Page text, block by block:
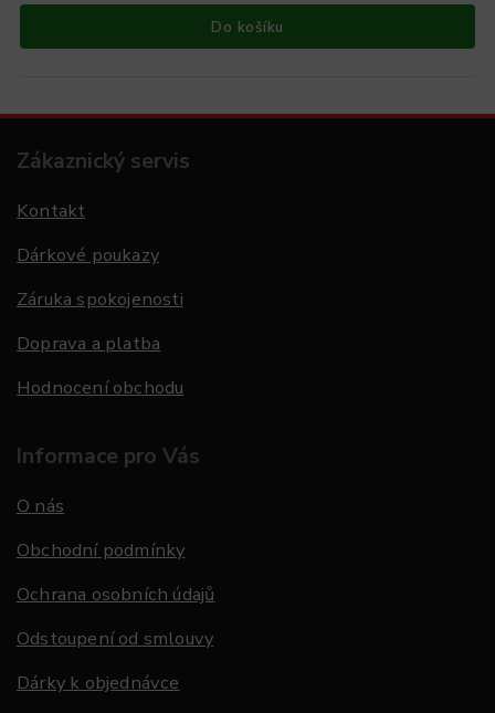
Do košíku
Zákaznický servis
Kontakt
Dárkové poukazy
Záruka spokojenosti
Doprava a platba
Hodnocení obchodu
Informace pro Vás
O nás
Obchodní podmínky
Ochrana osobních údajů
Odstoupení od smlouvy
Dárky k objednávce